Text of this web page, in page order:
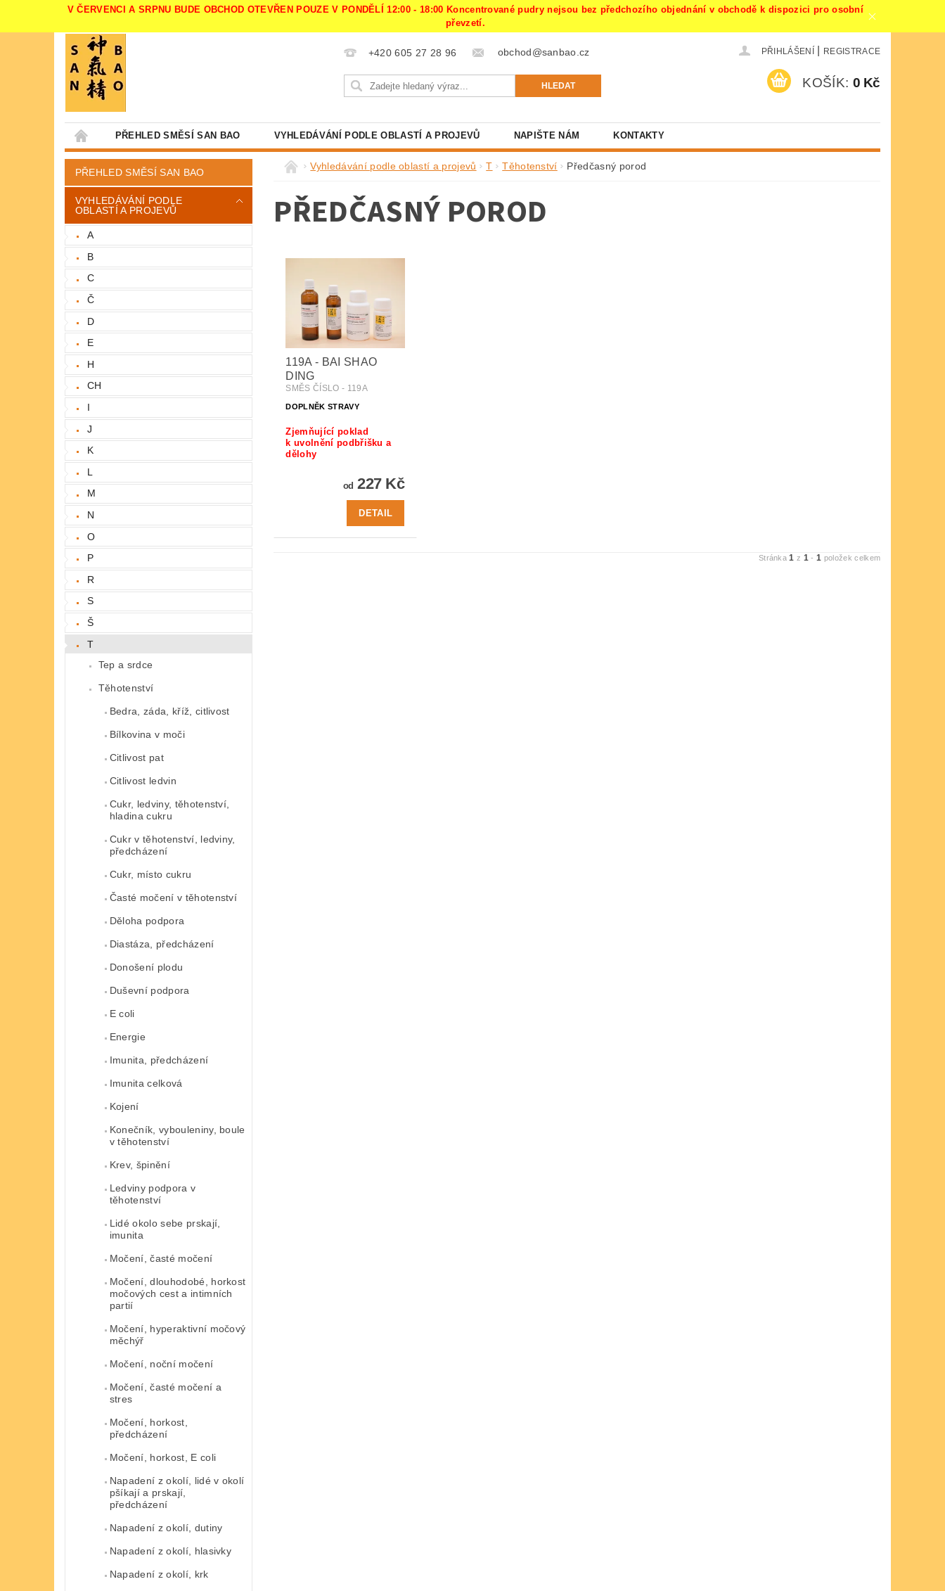
V ČERVENCI A SRPNU BUDE OBCHOD OTEVŘEN POUZE V PONDĚLÍ 12:00 - 18:00 Koncentrované pudry nejsou bez předchozího objednání v obchodě k dispozici pro osobní
převzetí.
+420 605 27 28 96 obchod@sanbao.cz PŘIHLÁŠENÍ REGISTRACE
KOŠÍK: 0 Kč
PŘEHLED SMĚSÍ SAN BAO VYHLEDÁVÁNÍ PODLE OBLASTÍ A PROJEVŮ NAPIŠTE NÁM KONTAKTY
PŘEHLED SMĚSÍ SAN BAO
VYHLEDÁVÁNÍ PODLE
OBLASTÍ A PROJEVŮ
A
B
C
Č
D
E
H
CH
I
J
K
L
M
N
O
P
R
S
Š
T
Tep a srdce
Těhotenství
Bedra, záda, kříž, citlivost
Bílkovina v moči
Citlivost pat
Citlivost ledvin
Cukr, ledviny, těhotenství,
hladina cukru
Cukr v těhotenství, ledviny,
předcházení
Cukr, místo cukru
Časté močení v těhotenství
Děloha podpora
Diastáza, předcházení
Donošení plodu
Duševní podpora
E coli
Energie
Imunita, předcházení
Imunita celková
Kojení
Konečník, vybouleniny, boule
v těhotenství
Krev, špinění
Ledviny podpora v
těhotenství
Lidé okolo sebe prskají,
imunita
Močení, časté močení
Močení, dlouhodobé, horkost
močových cest a intimních
partií
Močení, hyperaktivní močový
měchýř
Močení, noční močení
Močení, časté močení a
stres
Močení, horkost,
předcházení
Močení, horkost, E coli
Napadení z okolí, lidé v okolí
pšíkají a prskají,
předcházení
Napadení z okolí, dutiny
Napadení z okolí, hlasivky
Napadení z okolí, krk
Vyhledávání podle oblastí a projevů T Těhotenství Předčasný porod
PŘEDČASNÝ POROD
119A - BAI SHAO
DING
SMĚS ČÍSLO - 119A
DOPLNĚK STRAVY
Zjemňující poklad
k uvolnění podbřišku a
dělohy
od 227 Kč
DETAIL
Stránka1 z 1 -1 položek celkem